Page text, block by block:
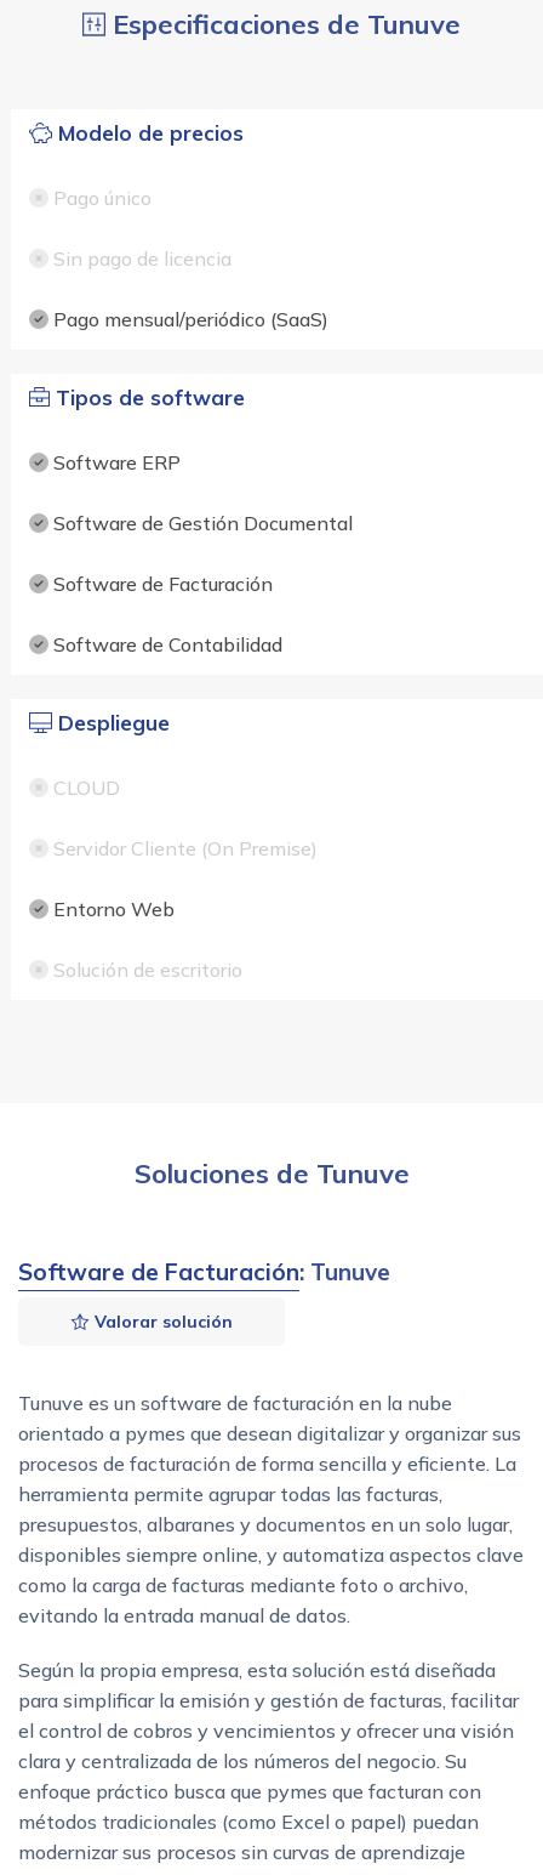
Especificaciones de Tunuve
Modelo de precios
Pago único
Sin pago de licencia
Pago mensual/periódico (SaaS)
Tipos de software
Software ERP
Software de Gestión Documental
Software de Facturación
Software de Contabilidad
Despliegue
CLOUD
Servidor Cliente (On Premise)
Entorno Web
Solución de escritorio
Soluciones de Tunuve
Software de Facturación: Tunuve
Valorar solución
Tunuve es un software de facturación en la nube
orientado a pymes que desean digitalizar y organizar sus
procesos de facturación de forma sencilla y eficiente. La
herramienta permite agrupar todas las facturas,
presupuestos, albaranes y documentos en un solo lugar,
disponibles siempre online, y automatiza aspectos clave
como la carga de facturas mediante foto o archivo,
evitando la entrada manual de datos.
Según la propia empresa, esta solución está diseñada
para simplificar la emisión y gestión de facturas, facilitar
el control de cobros y vencimientos y ofrecer una visión
clara y centralizada de los números del negocio. Su
enfoque práctico busca que pymes que facturan con
métodos tradicionales (como Excel o papel) puedan
modernizar sus procesos sin curvas de aprendizaje